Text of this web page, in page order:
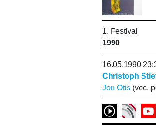
1. Festival
1990
16.05.1990
Christoph
Jon Otis(voc,